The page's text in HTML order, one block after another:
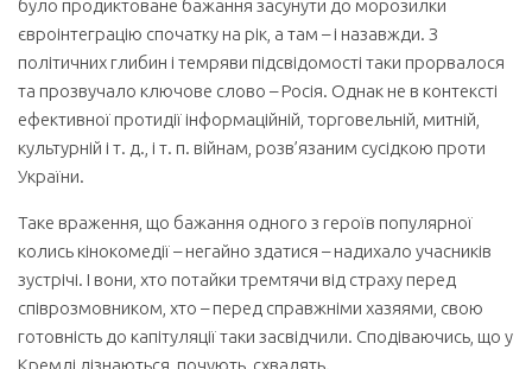
було продиктоване бажання засунути до морозилки
євроінтеграцію спочатку на рік, а там – і назавжди. З
політичних глибин і темряви підсвідомості таки прорвалося
та прозвучало ключове слово – Росія. Однак не в контексті
ефективної протидії інформаційній, торговельній, митній,
культурній і т. д., і т. п. війнам, розв’язаним сусідкою проти
України.
Таке враження, що бажання одного з героїв популярної
колись кінокомедії – негайно здатися – надихало учасників
зустрічі. І вони, хто потайки тремтячи від страху перед
співрозмовником, хто – перед справжніми хазяями, свою
готовність до капітуляції таки засвідчили. Сподіваючись, що у
Кремлі дізнаються, почують, схвалять.